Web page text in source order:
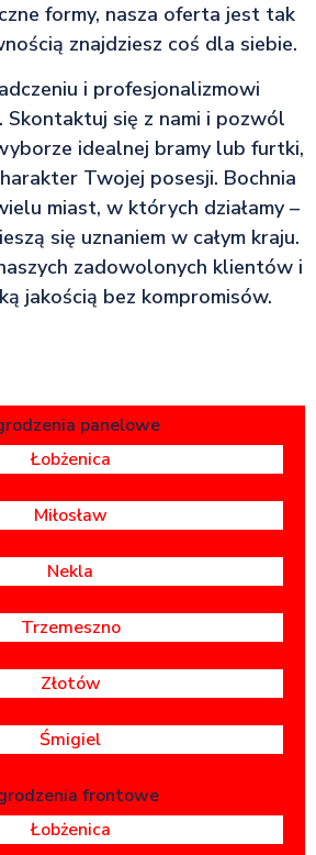
formy, nasza oferta jest tak
znajdziesz coś dla siebie.
i profesjonalizmowi
Skontaktuj się z nami i pozwól
idealnej bramy lub furtki,
Twojej posesji. Bochnia
miast, w których działamy –
się uznaniem w całym kraju.
zadowolonych klientów i
jakością bez kompromisów.
panelowe
Łobżenica
Miłosław
Nekla
Trzemeszno
Złotów
Śmigiel
frontowe
Łobżenica